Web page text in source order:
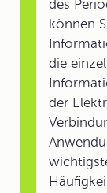
des
können
die
der